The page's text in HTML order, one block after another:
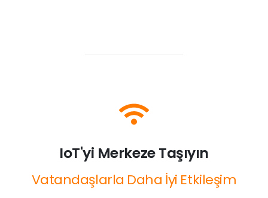
IoT'yi MerkezeTaşıyın
Vatandaşlarla Daha İyi Etkileşim